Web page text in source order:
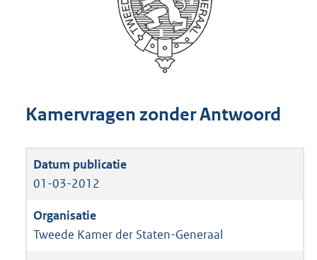
Kamervragen zonder Antwoord
01-03-2012
Tweede Kamer der Staten-Generaal